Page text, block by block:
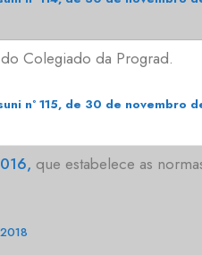
Colegiado da Prograd.
nº 115, de 30 de novembro
que estabelece as